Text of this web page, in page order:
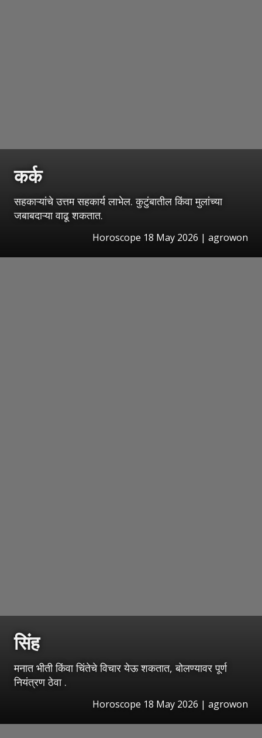
कर्क
सहकाऱ्यांचे उत्तम सहकार्य लाभेल. कुटुंबातील किंवा मुलांच्या
जबाबदाऱ्या वाढू शकतात.
Horoscope 18 May 2026 | agrowon
सिंह
मनात भीती किंवा चिंतेचे विचार येऊ शकतात, बोलण्यावर पूर्ण
नियंत्रण ठेवा .
Horoscope 18 May 2026 | agrowon